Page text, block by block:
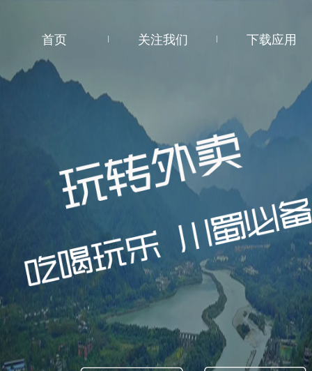
首页 关注我们 下载应用